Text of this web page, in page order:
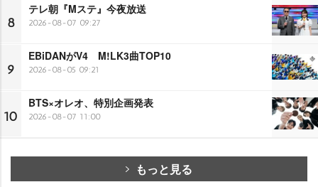
8
テレ朝『Mステ』今夜放送
2026-08-07 09:27
9
EBiDANがV4 M!LK3曲TOP10
2026-08-05 09:21
10
BTS×オレオ、特別企画発表
2026-08-07 11:00
もっと見る